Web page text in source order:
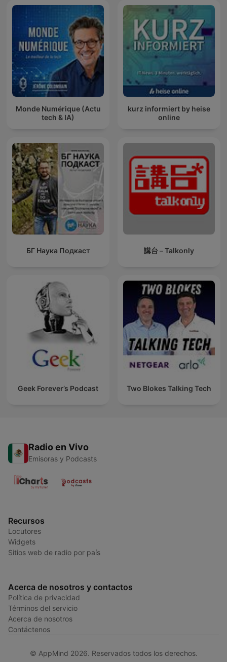
Monde Numérique (Actu
tech & IA)
kurz informiert by heise
online
БГ Наука Подкаст 講台 – Talkonly
Geek Forever’s Podcast Two Blokes Talking Tech
Radio en Vivo
Emisoras y Podcasts
Recursos
Locutores
Widgets
Sitios web de radio por país
Acerca de nosotros y contactos
Política de privacidad
Términos del servicio
Acerca de nosotros
Contáctenos
© AppMind 2026. Reservados todos los derechos.